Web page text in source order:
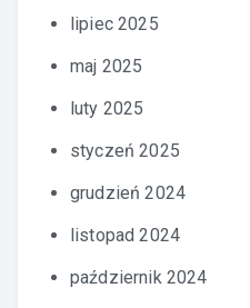
lipiec 2025
maj 2025
luty 2025
styczeń 2025
grudzień 2024
listopad 2024
październik 2024